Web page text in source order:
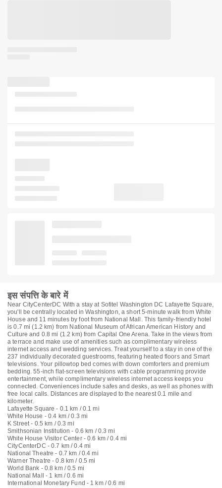
इस संपत्ति के बारे में
Near CityCenterDC With a stay at Sofitel Washington DC Lafayette Square,
you'll be centrally located in Washington, a short 5-minute walk from White
House and 11 minutes by foot from National Mall. This family-friendly hotel
is 0.7 mi (1.2 km) from National Museum of African American History and
Culture and 0.8 mi (1.2 km) from Capital One Arena. Take in the views from
a terrace and make use of amenities such as complimentary wireless
internet access and wedding services. Treat yourself to a stay in one of the
237 individually decorated guestrooms, featuring heated floors and Smart
televisions. Your pillowtop bed comes with down comforters and premium
bedding. 55-inch flat-screen televisions with cable programming provide
entertainment, while complimentary wireless internet access keeps you
connected. Conveniences include safes and desks, as well as phones with
free local calls. Distances are displayed to the nearest 0.1 mile and
kilometer.
Lafayette Square - 0.1 km / 0.1 mi
White House - 0.4 km / 0.3 mi
K Street - 0.5 km / 0.3 mi
Smithsonian Institution - 0.6 km / 0.3 mi
White House Visitor Center - 0.6 km / 0.4 mi
CityCenterDC - 0.7 km / 0.4 mi
National Theatre - 0.7 km / 0.4 mi
Warner Theatre - 0.8 km / 0.5 mi
World Bank - 0.8 km / 0.5 mi
National Mall - 1 km / 0.6 mi
International Monetary Fund - 1 km / 0.6 mi